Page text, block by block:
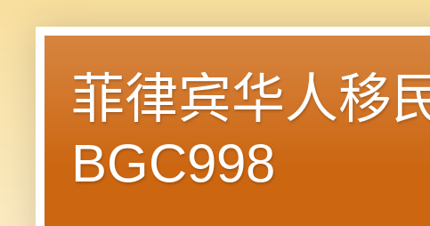
菲律宾华人移
BGC998